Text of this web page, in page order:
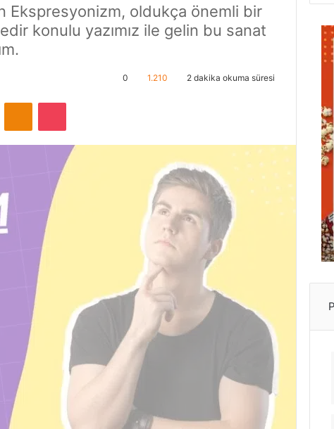
Ekspresyonizm, oldukça önemli bir
konulu yazımız ile gelin bu sanat
0 1.210 2 dakika okuma süresi